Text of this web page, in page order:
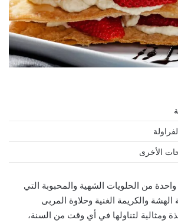
الأخرى
واحدة من الحلويات الشهية والمحبوبة التي
والكريمة الغنية وحلاوة المربى
ومثالية لتناولها في أي وقت من السنة،